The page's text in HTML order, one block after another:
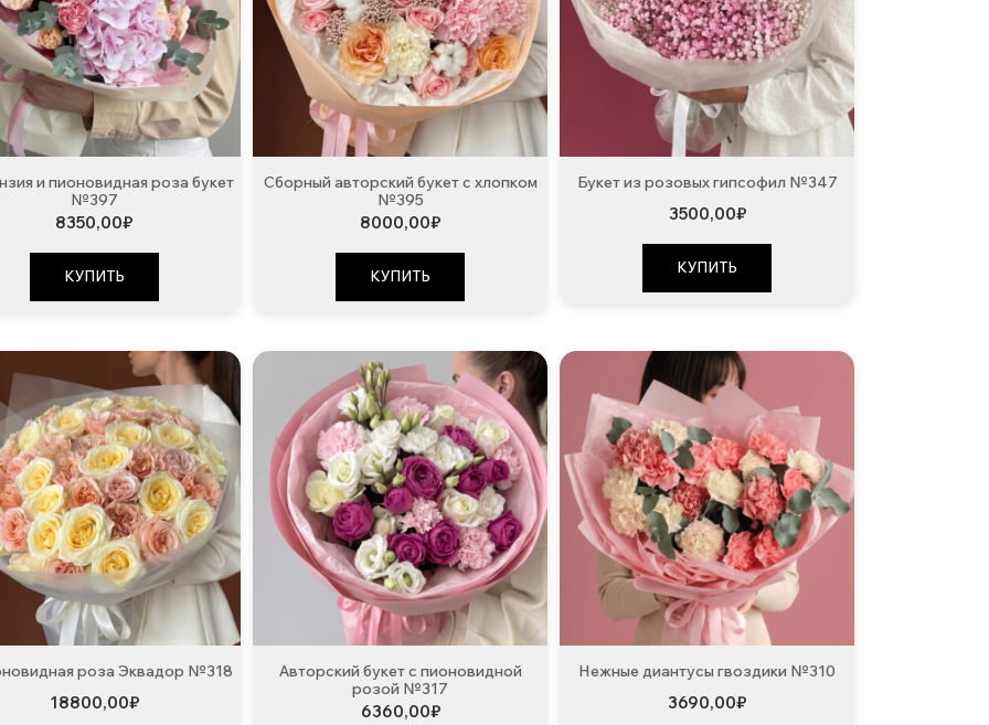
и пионовидная роза букет
№397
8350,00₽
КУПИТЬ
Сборный авторский букет с хлопком
№395
8000,00₽
КУПИТЬ
Букет из розовых гипсофил №347
3500,00₽
КУПИТЬ
роза Эквадор №318
18800,00₽
Авторский букет с пионовидной
розой №317
6360,00₽
Нежные диантусы гвоздики №310
3690,00₽